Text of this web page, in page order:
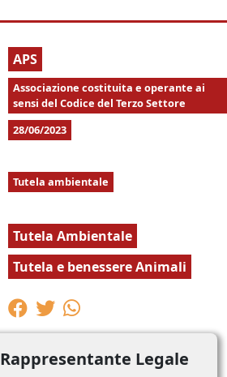
APS
Associazione costituita e operante ai
sensi del Codice del Terzo Settore
28/06/2023
Tutela ambientale
Tutela Ambientale
Tutela e benessere Animali
Rappresentante Legale